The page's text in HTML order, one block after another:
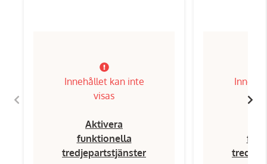
Innehållet kan inte
visas
Aktivera
funktionella
tredjepartstjänster